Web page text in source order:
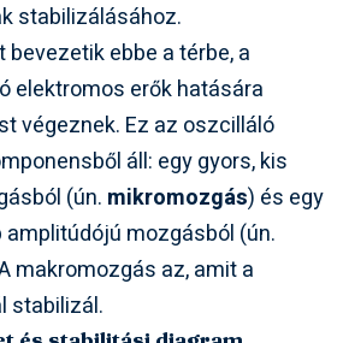
stabilizálásához.
ebbe a térbe, a
elektromos erők hatására
végeznek. Ez az oszcilláló
áll: egy gyors, kis
(ún. mikromozgás) és egy
amplitúdójú mozgásból (ún.
makromozgás az, amit a
stabilizál.